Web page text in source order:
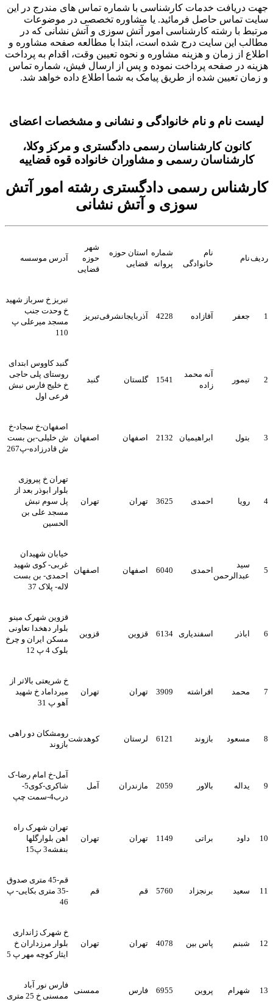
جهت دریافت خدمات کارشناسی با شماره تماس های مندرج در این
سایت تماس حاصل فرمائید. یا مشاوره تخصصی در موضوعات
مرتبط با رشته کارشناسی امور آتش سوزی و آتش نشانی که در
مطالب این سایت درج شده است، ابتدا با مطالعه صفحه مشاوره و
اطلاع از زمان و هزینه مشاوره و نحوه تعیین وقت، اقدام به پرداخت
هزینه در صفحه پرداخت نموده و پس از ارسال فیش، شماره تماس
و زمان تعیین شده از طریق پیامک به شما اطلاع داده خواهد شد.
لیست نام و نام خانوادگی و نشانی و مشخصات اعضای
کانون کارشناسان رسمی دادگستری و مرکز وکلا،
کارشناسان رسمی و مشاوران خانواده قوه قضاییه
کارشناس رسمی دادگستری رشته امور آتش
سوزی و آتش نشانی
ردیفنام
نام
خانوادگی
شماره
پروانه
استان حوزه
قضایی
شهر
حوزه
قضایی
آدرس موسسه
1 جعفر آقازاده 4228 آذربایجانشرقیتبریز
تبریز خ سرباز شهید
خ وحدت جنب
مسجد میرعلی پ
110
2 تیمور
آنه محمد
زاده
1541 گلستان گنبد
گنبد کاووس ابتدای
روستای پلی حاجی
خ خلیج فارس نبش
فرعی اول
3 بتول ابراهیمیان 2132 اصفهان اصفهان
اصفهان-خ سجاد-خ
ش خلیلی-بن بست
ش قادرزاده-پ267
4 رویا احمدی 3625 تهران تهران
تهران خ پیروزی
بلوار ابوذر بعد از
پل سوم نبش
مسجد علی بن
الحسین
5
سید
عبدالرحمن
احمدی 6040 اصفهان اصفهان
خیابان شهیدان
غربی- کوی شهید
احمدی- بن بست
لاله- پلاک 37
6 اباذر اسفندیاری 6134 قزوین قزوین
قزوین شهرک مینو
بلوار دهخدا تعاونی
مسکن ایران و چرخ
بلوک 4 پ 12
7 محمد افراشته 3909 تهران تهران
خ شریعتی بالاتر از
میرداماد خ شهید
آهو پ 31
8 مسعود بازوند 6121 لرستان کوهدشت
رومشکان دو راهی
بازوند
9 یداله بالاور 2059 مازندران آمل
آمل-خ امام رضا-ک
شاکری-کوی5-
درب4-سمت چپ
10 داود براتی 1149 تهران تهران
تهران شهرک راه
اهن بلوارگلها
بنفشه3 پ15
11 سعید برنجزاد 5760 قم قم
قم-45 متری صدوق
-35 متری بکایی- پ
46
12 شبنم پاس بین 4078 تهران تهران
خ شهرک ژانداری
بلوار مرزداران خ
ایثار کوچه مهر پ 5
13 شهرام پروین 6955 فارس ممسنی
فارس نور آباد
ممسنی خ 25 متری